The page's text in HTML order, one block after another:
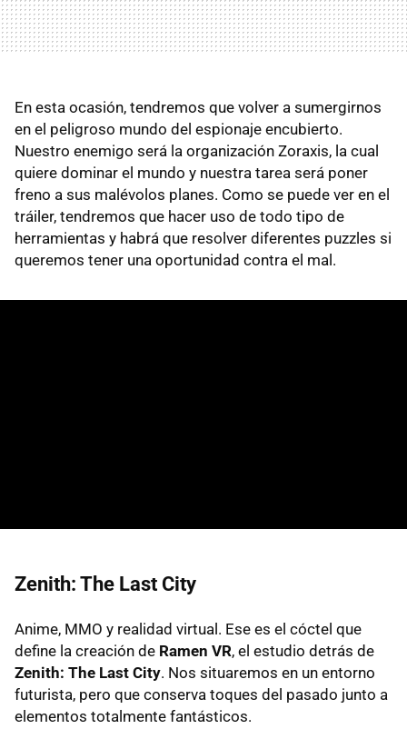
En esta ocasión, tendremos que volver a sumergirnos
en el peligroso mundo del espionaje encubierto.
Nuestro enemigo será la organización Zoraxis, la cual
quiere dominar el mundo y nuestra tarea será poner
freno a sus malévolos planes. Como se puede ver en el
tráiler, tendremos que hacer uso de todo tipo de
herramientas y habrá que resolver diferentes puzzles si
queremos tener una oportunidad contra el mal.
Zenith: The Last City
Anime, MMO y realidad virtual. Ese es el cóctel que
define la creación de Ramen VR, el estudio detrás de
Zenith: The Last City. Nos situaremos en un entorno
futurista, pero que conserva toques del pasado junto a
elementos totalmente fantásticos.